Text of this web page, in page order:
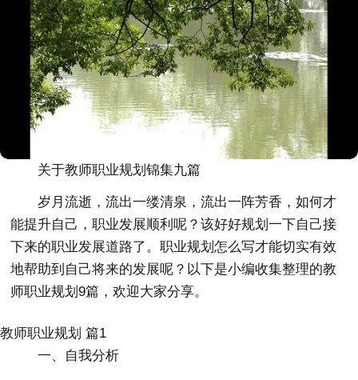
关于教师职业规划锦集九篇
岁月流逝，流出一缕清泉，流出一阵芳香，如何才
能提升自己，职业发展顺利呢？该好好规划一下自己接
下来的职业发展道路了。职业规划怎么写才能切实有效
地帮助到自己将来的发展呢？以下是小编收集整理的教
师职业规划9篇，欢迎大家分享。
教师职业规划 篇1
一、自我分析